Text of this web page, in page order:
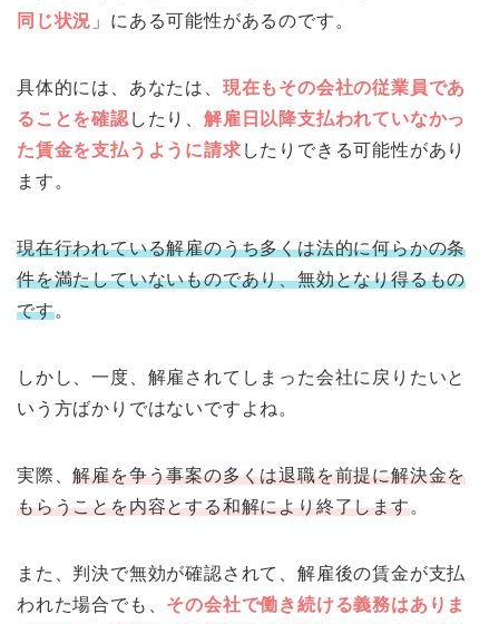
同じ状況 」にある可能性があるのです。
具体的には、あなたは、 現在もその会社の従業員であ
ることを確認 したり、解雇日以降支払われていなかっ
た賃金を支払うように請求 したりできる可能性があり
ます。
現在行われている解雇のうち多くは法的に何らかの条
件を満たしていないものであり、無効となり得るもの
です。
しかし、一度、解雇されてしまった会社に戻りたいと
いう方ばかりではないですよね。
実際、解雇を争う事案の多くは退職を前提に解決金を
もらうことを内容とする和解により終了します。
また、判決で無効が確認されて、解雇後の賃金が支払
われた場合でも、 その会社で働き続ける義務はありま